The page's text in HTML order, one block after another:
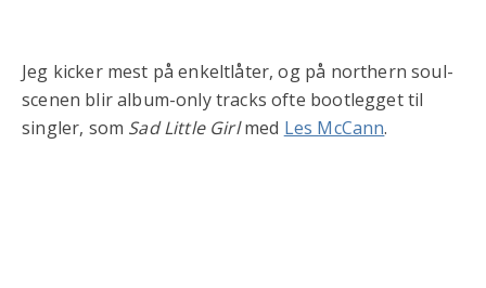
Jeg kicker mest på enkeltlåter, og på northern soul-
scenen blir album-only tracks ofte bootlegget til
singler, som Sad Little Girlmed Les McCann.